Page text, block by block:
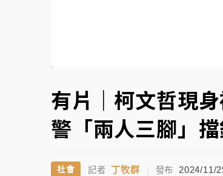
有片｜柯文哲現
警「兩人三腳」
社會 記者 丁牧群 發布 2024/11/